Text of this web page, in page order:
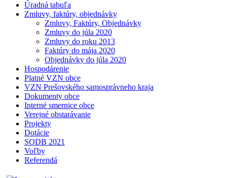
Úradná tabuľa
Zmluvy, faktúry, objednávky
Zmluvy, Faktúry, Objednávky
Zmluvy do júla 2020
Zmluvy do roku 2013
Faktúry do mája 2020
Objednávky do júla 2020
Hospodárenie
Platné VZN obce
VZN Prešovského samosprávneho kraja
Dokumenty obce
Interné smernice obce
Verejné obstarávanie
Projekty
Dotácie
SODB 2021
Voľby
Referendá